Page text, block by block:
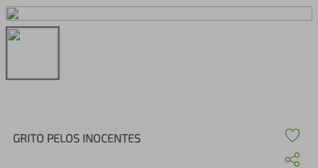
GRITO PELOS INOCENTES
2º cafeteira